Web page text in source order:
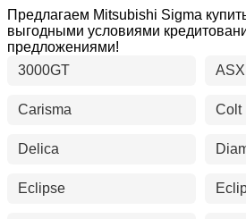
Предлагаем Mitsubishi Sigma
выгодными условиями
предложениями!
3000GT
ASX
Carisma Colt
Delica
Eclipse